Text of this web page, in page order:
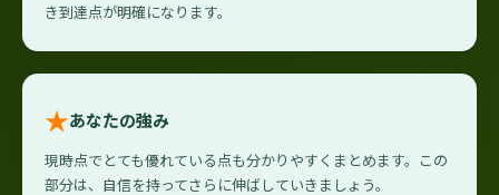
き到達点が明確になります。
★あなたの強み
現時点でとても優れている点も分かりやすくまとめます。この
部分は、自信を持ってさらに伸ばしていきましょう。